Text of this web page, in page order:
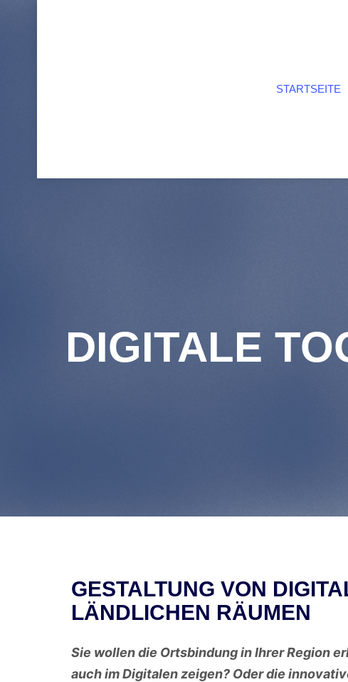
STARTSEITE
DIGITALE
GESTALTUNG VON
LÄNDLICHEN RÄUMEN
Sie wollen die Ortsbindung in Ihrer Region
auch im Digitalen zeigen? Oder die